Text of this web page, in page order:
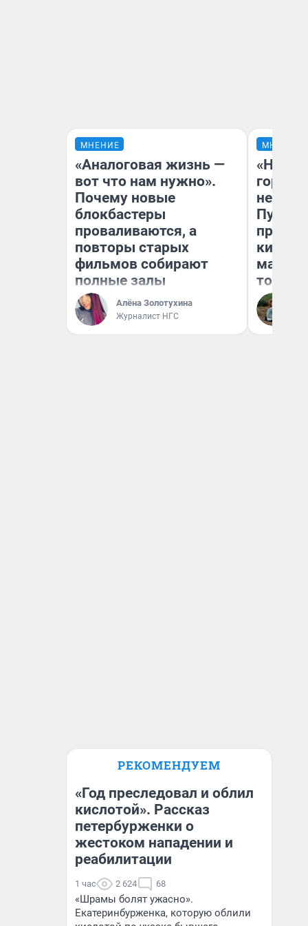
МНЕНИЕ
«Аналоговая жизнь —
вот что нам нужно».
Почему новые
блокбастеры
проваливаются, а
повторы старых
фильмов собирают
полные залы
Алёна Золотухина
Журналист НГС
МНЕНИЕ
«Нет
того
РЕКОМЕНДУЕМ
«Год преследовал и облил
кислотой». Рассказ
петербурженки о
жестоком нападении и
реабилитации
1 час 2 624 68
«Шрамы болят ужасно».
Екатеринбурженка, которую облили